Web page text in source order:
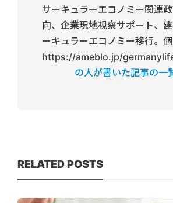
サーキュラーエコノミー関連
向、企業現地視察サポート、
ーキュラーエコノミー移行。個
https://ameblo.jp/
の人が書いた記事の一
RELATED POSTS